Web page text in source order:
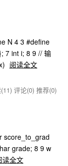
N 4 3 #define
7 int i; 8 9 // 输
阅读全文
评论(0) 推荐(0)
score_to_grad
grade; 8 9 w
读全文